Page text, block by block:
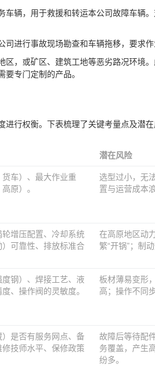
车辆，用于救援和转运本公司故障车辆
进行事故现场勘查和车辆拖移，要求
区，或矿区、建筑工地等恶劣路况环境
专门定制的产品。
行权衡。下表梳理了关键考量点及潜在
潜在风险
车）、最大作业重
原）。
选型过小，无
置与运营成本
增压配置、冷却系统
可靠性、排放标准合
在高原地区动
繁“开锅”；制
钢）、焊接工艺、液
、操作阀的灵敏度。
板材薄易变形
高；操作不同
是否有服务网点、备
技师水平、保修政策
故障后等待配
务覆盖，产生
纷多。